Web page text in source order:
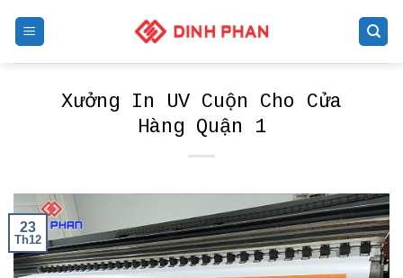
Xưởng In UV Cuộn Cho Cửa
Hàng Quận 1
23
Th12